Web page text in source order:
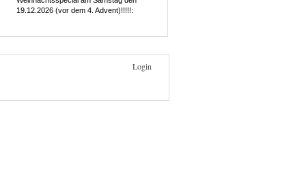
19.12.2026 (vor dem 4. Advent)!!!!!:
Login